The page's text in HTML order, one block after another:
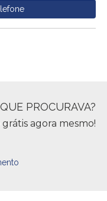
PROCURAVA?
agora mesmo!